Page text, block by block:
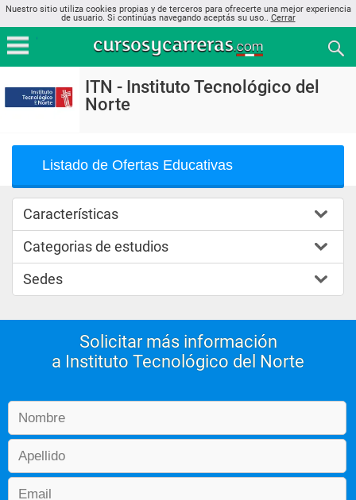
Nuestro sitio utiliza cookies propias y de terceros para ofrecerte una mejor experiencia
de usuario. Si continúas navegando aceptás su uso.. Cerrar
ITN - Instituto Tecnológico del
Norte
Listado de Ofertas Educativas
Características
Categorias de estudios
Sedes
Solicitar más información
a Instituto Tecnológico del Norte